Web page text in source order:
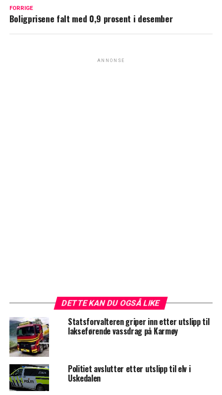
FORRIGE
Boligprisene falt med 0,9 prosent i desember
ANNONSE
DETTE KAN DU OGSÅ LIKE
Statsforvalteren griper inn etter utslipp til
lakseførende vassdrag på Karmøy
Politiet avslutter etter utslipp til elv i
Uskedalen